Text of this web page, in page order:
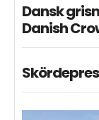
Dansk
Danish